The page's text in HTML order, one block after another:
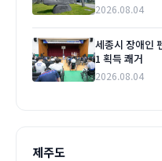
2026.08.04
세종시 장애인
1 획득 쾌거
2026.08.04
제주도